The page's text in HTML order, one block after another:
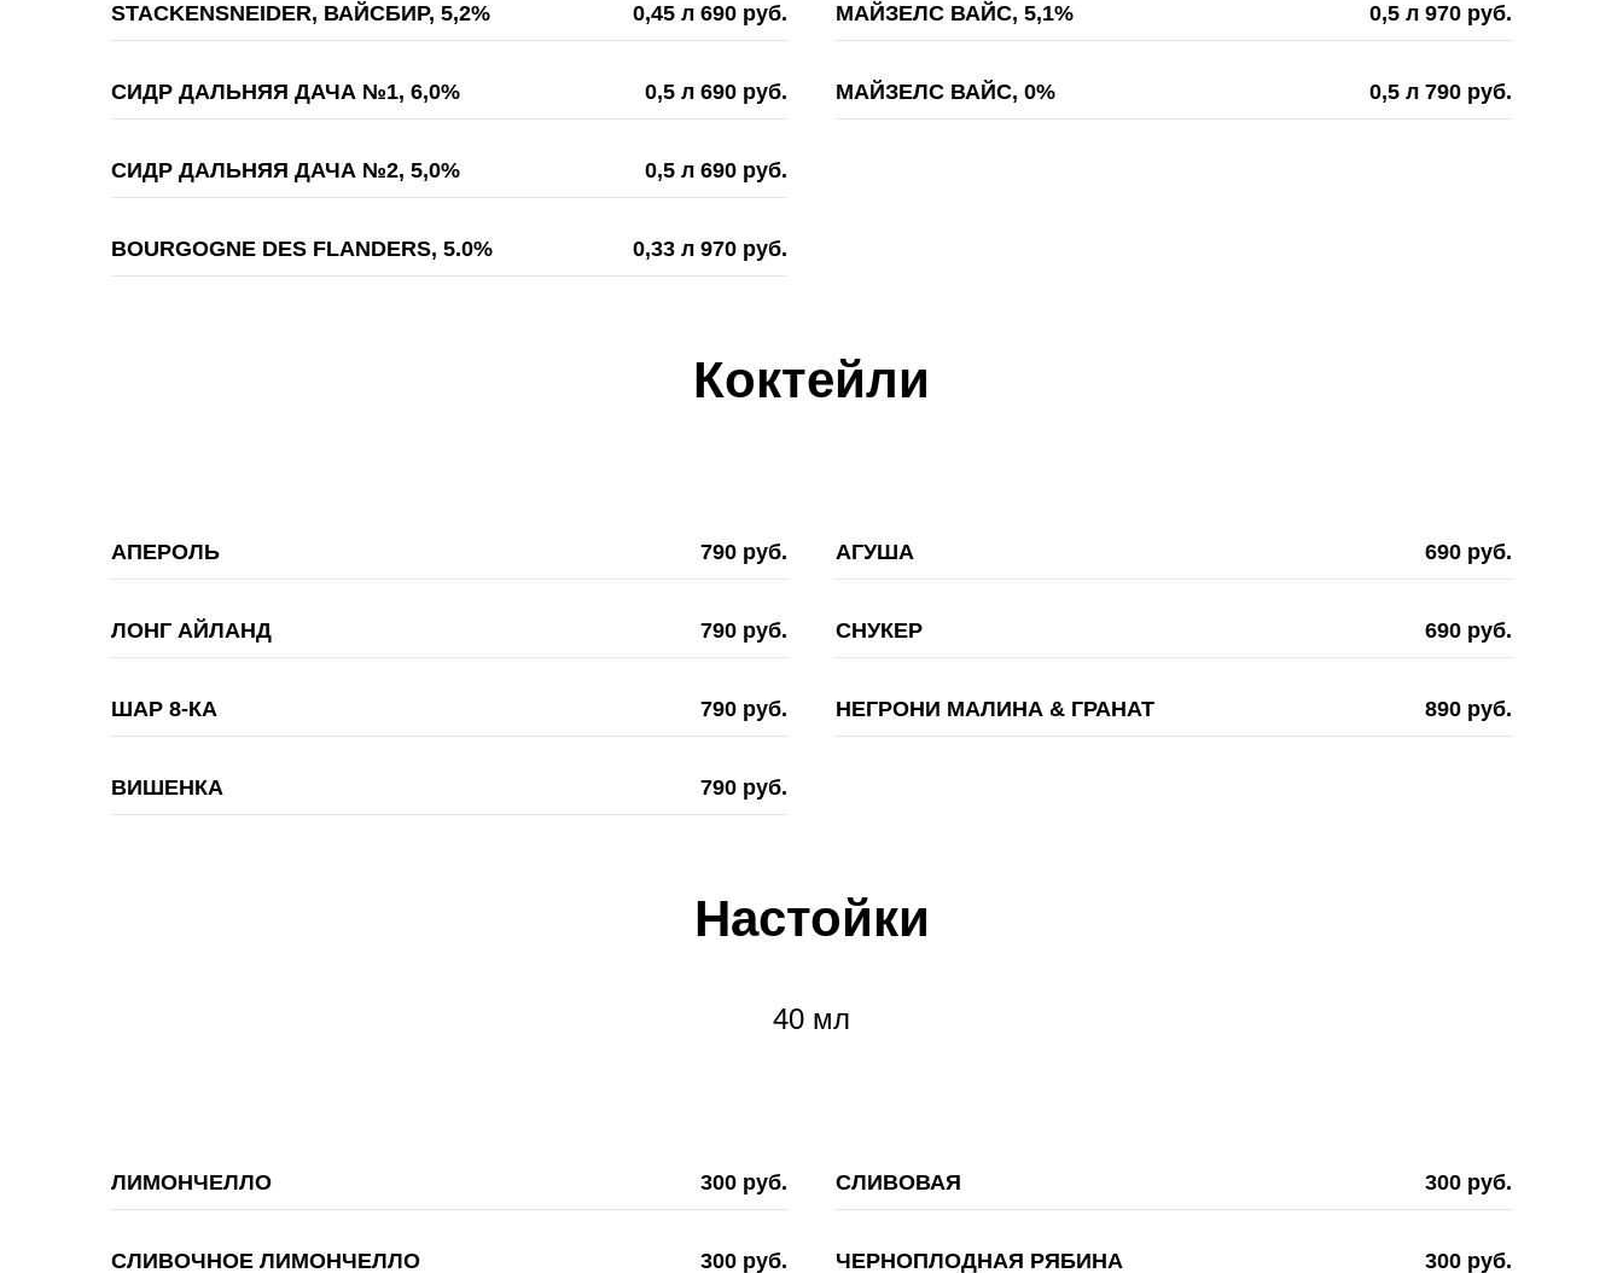
STACKENSNEIDER, ВАЙСБИР, 5,2% 0,45 л 690 руб.
СИДР ДАЛЬНЯЯ ДАЧА №1, 6,0% 0,5 л 690 руб.
СИДР ДАЛЬНЯЯ ДАЧА №2, 5,0% 0,5 л 690 руб.
BOURGOGNE DES FLANDERS, 5.0% 0,33 л 970 руб.
МАЙЗЕЛС ВАЙС, 5,1% 0,5 л 970 руб.
МАЙЗЕЛС ВАЙС, 0% 0,5 л 790 руб.
Коктейли
АПЕРОЛЬ 790 руб.
ЛОНГ АЙЛАНД 790 руб.
ШАР 8-КА 790 руб.
ВИШЕНКА 790 руб.
АГУША 690 руб.
СНУКЕР 690 руб.
НЕГРОНИ МАЛИНА & ГРАНАТ 890 руб.
Настойки
40 мл
ЛИМОНЧЕЛЛО 300 руб.
СЛИВОЧНОЕ ЛИМОНЧЕЛЛО 300 руб.
СЛИВОВАЯ 300 руб.
ЧЕРНОПЛОДНАЯ РЯБИНА 300 руб.